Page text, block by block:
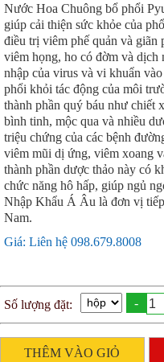
Nước Hoa Chuông bổ phổi
giúp cải thiện sức khỏe của
điều trị viêm phế quản và
viêm họng, ho có đờm và
nhập của virus và vi khuẩn
phổi khỏi tác động của môi
thành phần quý báu như chiết
bình tinh, mộc qua và nhiều
triệu chứng của các bệnh
viêm mũi dị ứng, viêm xoang
thành phần dược thảo này có
chức năng hô hấp, giúp ngủ
Nhập Khẩu Á Âu là đơn vị
Nam.
Giá: Liên hệ 098.679.8008
Số lượng đặt: -
THÊM VÀO GIỎ